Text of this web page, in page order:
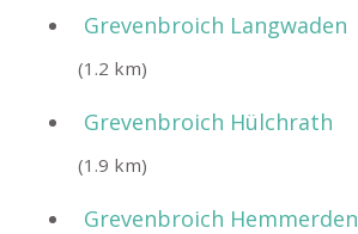
Grevenbroich Langwaden
(1.2 km)
Grevenbroich Hülchrath
(1.9 km)
Grevenbroich Hemmerden